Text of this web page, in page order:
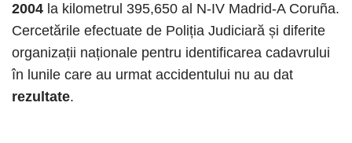
2004 la kilometrul 395,650 al N-IV Madrid-A Coruña.
Cercetările efectuate de Poliția Judiciară și diferite
organizații naționale pentru identificarea cadavrului
în lunile care au urmat accidentului nu au dat
rezultate.